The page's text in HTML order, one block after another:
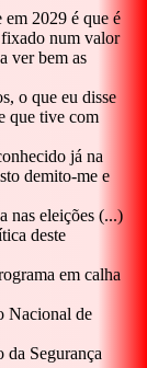
em 2029 é que é
num valor
ver bem as
o que eu disse
que tive com
já na
demito-me e
nas eleições (...)
deste
em calha
Nacional de
da Segurança